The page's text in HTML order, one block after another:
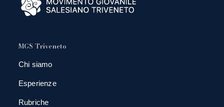
MGS Triveneto
Chi siamo
Esperienze
Rubriche